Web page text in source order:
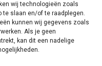
wij technologieën zoals
te slaan en/of te raadplegen.
kunnen wij gegevens zoals
Als je geen
kan dit een nadelige
Op deze
en controle op het